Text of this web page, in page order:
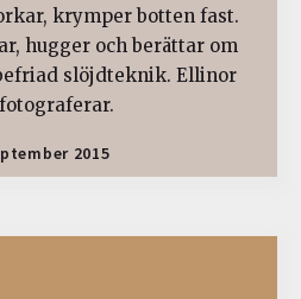
krymper botten fast.
hugger och berättar om
slöjdteknik. Ellinor
2015